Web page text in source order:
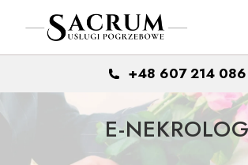
+48 607 214 086
E-NEKROLOG